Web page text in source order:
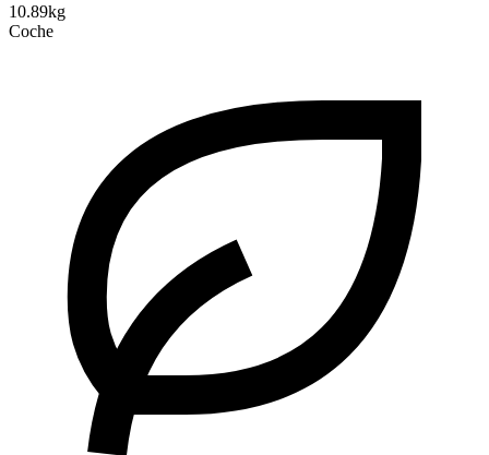
10.89kg
Coche